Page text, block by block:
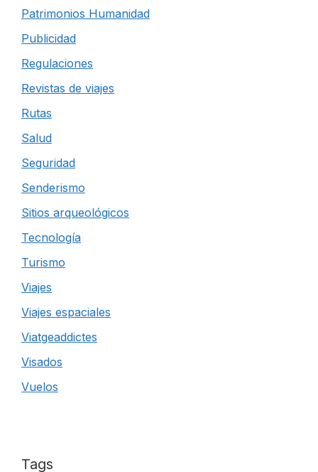
Patrimonios Humanidad
Publicidad
Regulaciones
Revistas de viajes
Rutas
Salud
Seguridad
Senderismo
Sitios arqueológicos
Tecnología
Turismo
Viajes
Viajes espaciales
Viatgeaddictes
Visados
Vuelos
Tags